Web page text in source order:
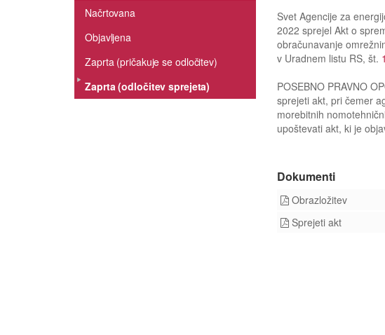
Načrtovana
Objavljena
Zaprta (pričakuje se odločitev)
Zaprta (odločitev sprejeta)
Svet Agencije za
2022 sprejel Akt o
obračunavanje
v Uradnem listu RS, št.
POSEBNO PRAVNO
sprejeti akt, pri čemer
morebitnih
upoštevati akt, ki je
Dokumenti
Obrazložitev
Sprejeti akt